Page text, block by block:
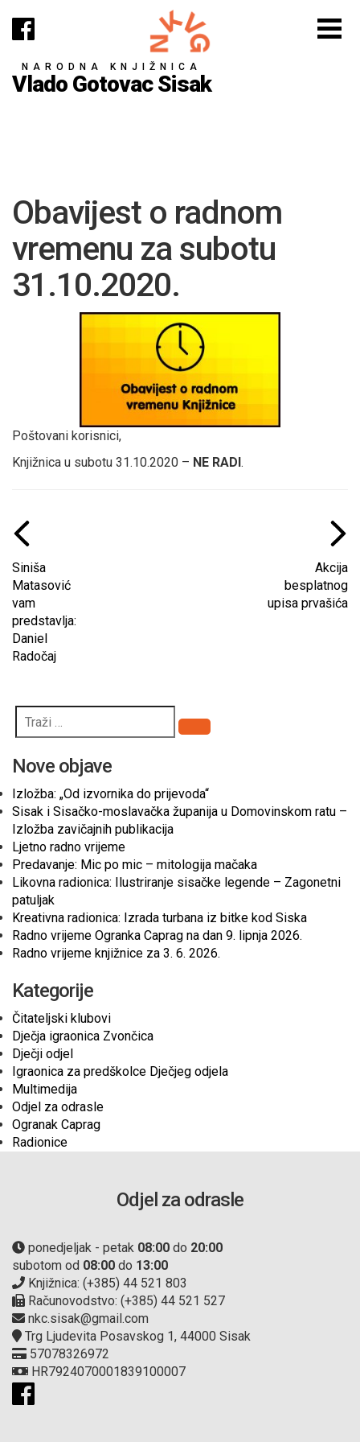
NARODNA KNJIŽNICA
Vlado Gotovac Sisak
Obavijest o radnom
vremenu za subotu
31.10.2020.
Poštovani korisnici,
Knjižnica u subotu 31.10.2020 – NE RADI.
Siniša
Matasović
vam
predstavlja:
Daniel
Radočaj
Akcija
besplatnog
upisa prvašića
Pretraži
Nove objave
Izložba: „Od izvornika do prijevoda“
Sisak i Sisačko-moslavačka županija u Domovinskom ratu –
Izložba zavičajnih publikacija
Ljetno radno vrijeme
Predavanje: Mic po mic – mitologija mačaka
Likovna radionica: Ilustriranje sisačke legende – Zagonetni
patuljak
Kreativna radionica: Izrada turbana iz bitke kod Siska
Radno vrijeme Ogranka Caprag na dan 9. lipnja 2026.
Radno vrijeme knjižnice za 3. 6. 2026.
Kategorije
Čitateljski klubovi
Dječja igraonica Zvončica
Dječji odjel
Igraonica za predškolce Dječjeg odjela
Multimedija
Odjel za odrasle
Ogranak Caprag
Radionice
Odjel za odrasle
ponedjeljak - petak 08:00 do 20:00
subotom od 08:00 do 13:00
Knjižnica: (+385) 44 521 803
Računovodstvo: (+385) 44 521 527
nkc.sisak@gmail.com
Trg Ljudevita Posavskog 1, 44000 Sisak
57078326972
HR7924070001839100007